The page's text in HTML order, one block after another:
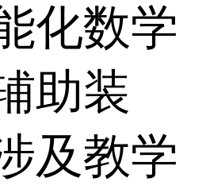
化数学
助装
及教学